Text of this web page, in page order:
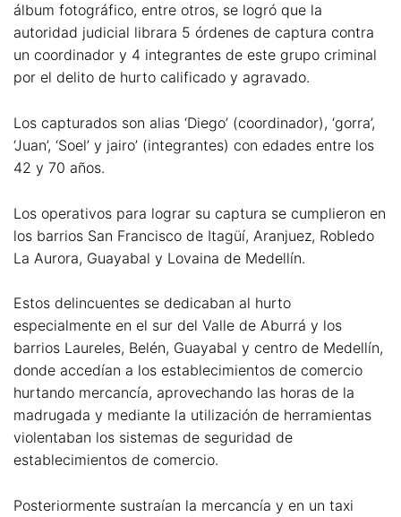
álbum fotográfico, entre otros, se logró que la
autoridad judicial librara 5 órdenes de captura contra
un coordinador y 4 integrantes de este grupo criminal
por el delito de hurto calificado y agravado.
Los capturados son alias ‘Diego’ (coordinador), ‘gorra’,
‘Juan’, ‘Soel’ y jairo’ (integrantes) con edades entre los
42 y 70 años.
Los operativos para lograr su captura se cumplieron en
los barrios San Francisco de Itagüí, Aranjuez, Robledo
La Aurora, Guayabal y Lovaina de Medellín.
Estos delincuentes se dedicaban al hurto
especialmente en el sur del Valle de Aburrá y los
barrios Laureles, Belén, Guayabal y centro de Medellín,
donde accedían a los establecimientos de comercio
hurtando mercancía, aprovechando las horas de la
madrugada y mediante la utilización de herramientas
violentaban los sistemas de seguridad de
establecimientos de comercio.
Posteriormente sustraían la mercancía y en un taxi